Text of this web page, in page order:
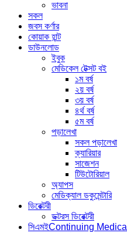
ভাবনা
সকল
জবস কর্ণার
কোয়াক হান্ট
ডাউনলোড
ইবুক
মেডিকেল টেক্সট বই
১ম বর্ষ
২য় বর্ষ
৩য় বর্ষ
৪র্থ বর্ষ
৫ম বর্ষ
পড়ালেখা
সকল পড়ালেখা
ক্যারিয়ার
সাজেশন
টিউটোরিয়াল
অ্যাপস
মেডিক্যাল ডকুমেন্টারি
ডিরেক্টরী
ডক্টরস ডিরেক্টরী
সিএমইContinuing